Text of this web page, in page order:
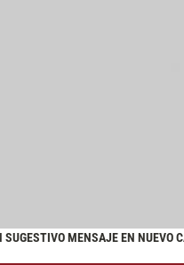
MENSAJE EN NUEVO